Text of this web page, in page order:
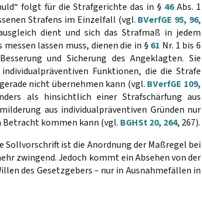
folgt für die Strafgerichte das in §46Abs. 1
Strafens im Einzelfall (vgl. BVerfGE 95, 96,
dient und sich das Strafmaß in jedem
lassen muss, dienen die in § 61 Nr. 1 bis 6
und Sicherung des Angeklagten. Sie
Funktionen, die die Strafe
nicht übernehmen kann (vgl. BVerfGE 109,
als hinsichtlich einer Strafschärfung aus
aus individualpräventiven Gründen nur
Betracht kommen kann (vgl. BGHSt 20, 264, 267).
Sollvorschrift ist die Anordnung der Maßregel bei
zwingend. Jedoch kommt ein Absehen von der
des Gesetzgebers – nur in Ausnahmefällen in